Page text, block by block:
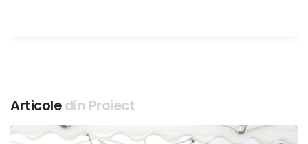
Articoledin Proiect